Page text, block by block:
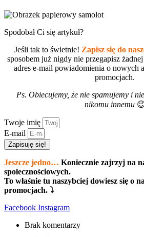
Spodobał Ci się artykuł?
Jeśli tak to świetnie! Zapisz się do
sposobem już nigdy nie przegapisz
adres e-mail powiadomienia o nowych
promocjach.
Ps. Obiecujemy, że nie spamujemy i
nikomu innemu
Twoje imię
E-mail
Zapisuję się!
Jeszcze jedno… Koniecznie zajrzyj na
społecznościowych.
To właśnie tu naszybciej dowiesz się o
promocjach. ⤵
Facebook Instagram
Brak komentarzy